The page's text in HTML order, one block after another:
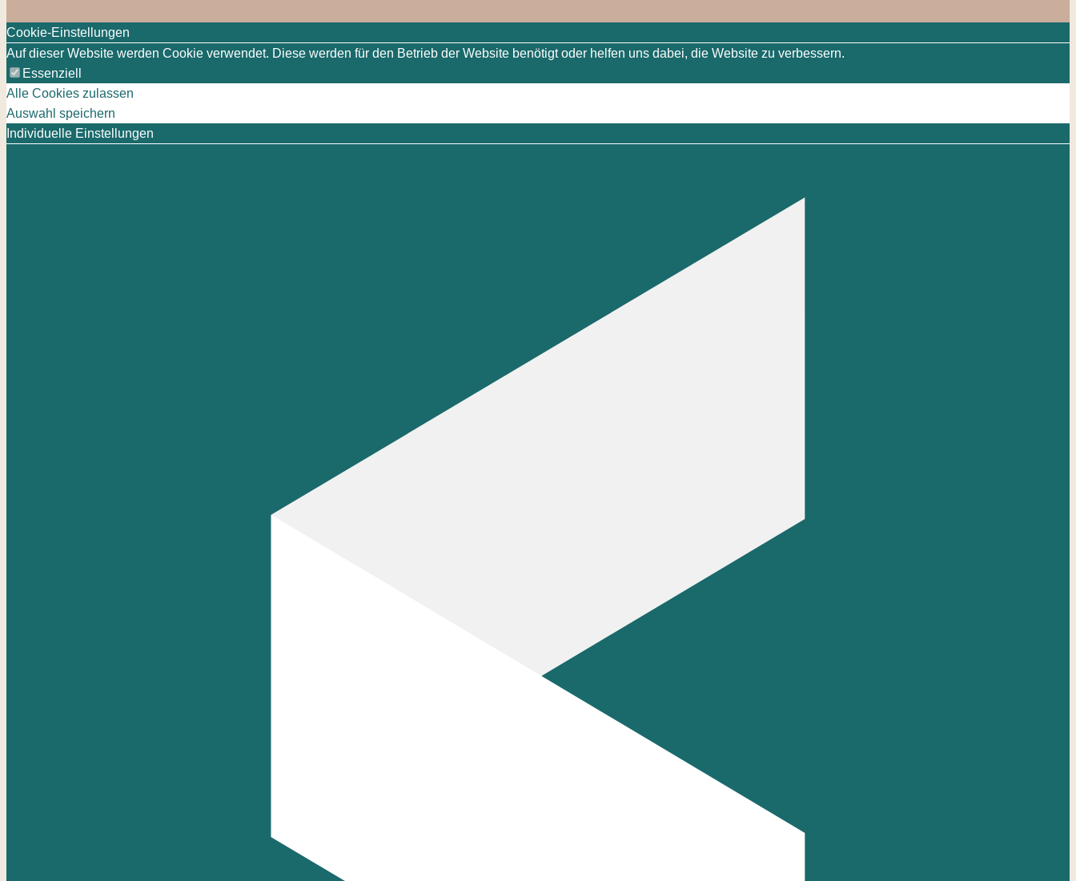
Cookie-Einstellungen
Auf dieser Website werden Cookie verwendet. Diese werden für den Betrieb der Website benötigt oder helfen uns dabei, die Website zu verbessern.
Essenziell
Alle Cookies zulassen
Auswahl speichern
Individuelle Einstellungen